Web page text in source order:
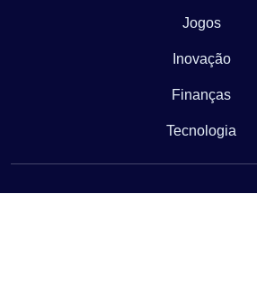
Jogos
Inovação
Finanças
Tecnologia